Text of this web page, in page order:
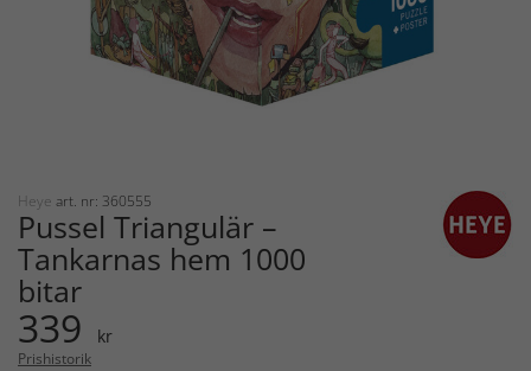
Heye art. nr: 360555
Pussel Triangulär –
Tankarnas hem 1000
bitar
339 kr
Prishistorik